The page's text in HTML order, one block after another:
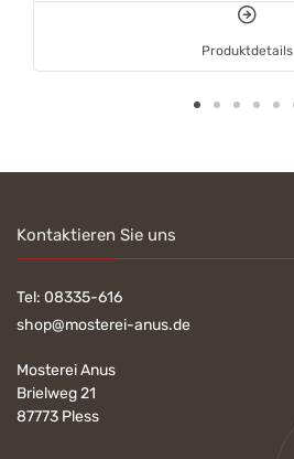
Produktdetails
Kontaktieren Sie uns
Tel: 08335-616
shop@mosterei-anus.de
Mosterei Anus
Brielweg 21
87773 Pless